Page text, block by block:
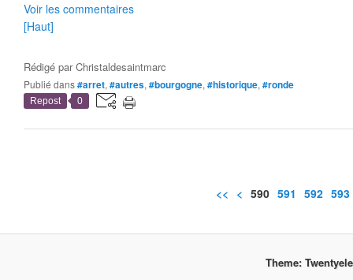
Voir les commentaires
[Haut]
Rédigé parChristaldesaintmarc
Publié dans#arret, #autres, #bourgogne, #historique, #ronde
Repost 0
<< < 500
510
520
530
540
550
560
570
580
590 591 592 593
Theme: